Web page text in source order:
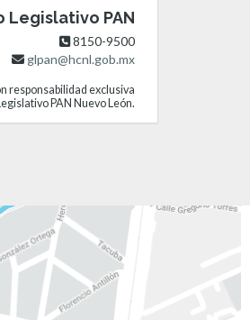
Legislativo PAN
8150-9500
glpan@hcnl.gob.mx
responsabilidad exclusiva
PAN Nuevo León.